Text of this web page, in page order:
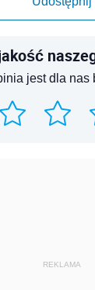
jest dla nas
REKLAMA